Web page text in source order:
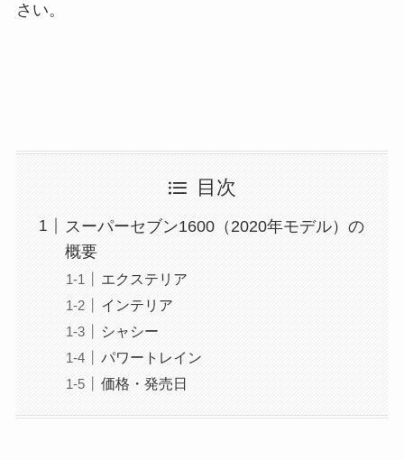
さい。
目次
スーパーセブン1600（2020年モデル）の
概要
エクステリア
インテリア
シャシー
パワートレイン
価格・発売日